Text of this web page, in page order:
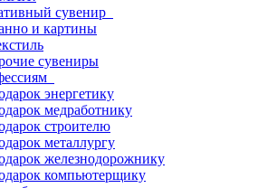
сувенир
и картины
сувениры
энергетику
медработнику
строителю
металлургу
железнодорожнику
компьютерщику